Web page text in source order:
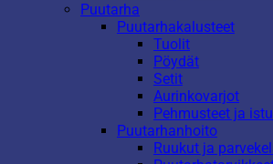
Puutarha
Puutarhakalusteet
Tuolit
Pöydät
Setit
Aurinkovarjot
Pehmusteet ja
Puutarhanhoito
Ruukut ja